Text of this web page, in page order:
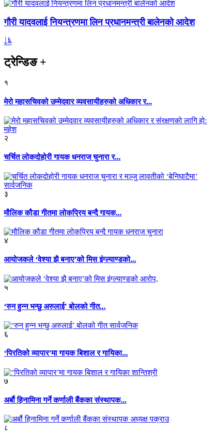
गौरी यादवलाई नियन्त्रणमा लिन प्रधानमन्त्री बालेनको आदेश
ट्रेन्डिङ+
१
मेरो महासचिवको उम्मेदवार व्यवसायीहरुको अधिकार र...
२
चर्चित लोकदोहोरी गायक धनराज चुनारा र...
३
मौलिक कौडा गीतमा लोकप्रिय बन्दै गायक...
४
आयोजकले ‘वेश्या झै बनाए’को मिस इंग्ल्याण्डको...
५
‘रुन हुन्न भन्छु अरुलाई’ बोलको गीत...
६
‘पिरतिको व्यापार’मा गायक बिशाल र गायिका...
७
अर्बौ हिनामिना गर्ने कर्णाली बैंकका संस्थापक...
८